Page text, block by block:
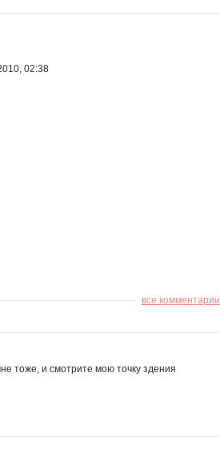
02:38
все комментарии
тоже, и смотрите мою точку здения